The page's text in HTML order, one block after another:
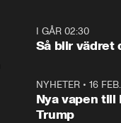
I GÅR 02:30
Så blir vädret
NYHETER• 16
Nya vapen till
Trump